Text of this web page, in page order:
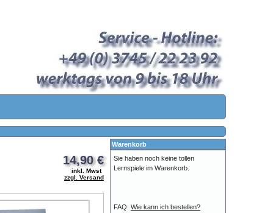
14,90 €
inkl. Mwst
zzgl. Versand
Warenkorb
Sie haben noch keine tollen
Lernspiele im Warenkorb.
FAQ: Wie kann ich bestellen?